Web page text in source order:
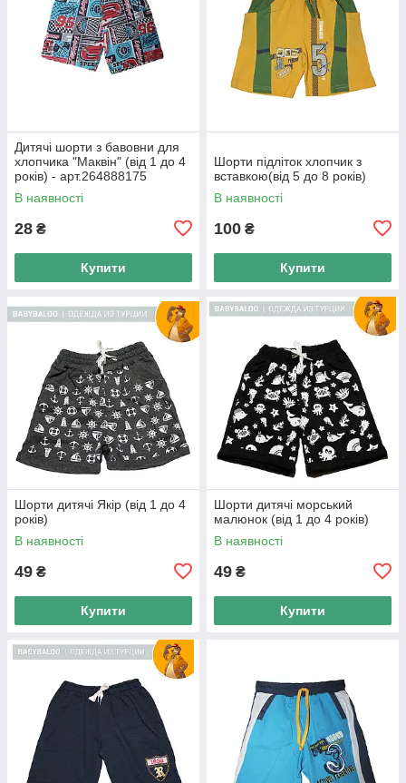
Дитячі шорти з бавовни для
хлопчика "Маквін" (від 1 до 4
років) - арт.264888175
В наявності
28 ₴
Купити
Шорти підліток хлопчик з
вставкою(від 5 до 8 років)
В наявності
100 ₴
Купити
Шорти дитячі Якір (від 1 до 4
років)
В наявності
49 ₴
Купити
Шорти дитячі морський
малюнок (від 1 до 4 років)
В наявності
49 ₴
Купити